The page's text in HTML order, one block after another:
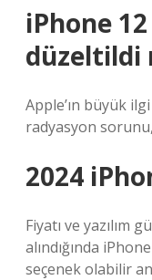
iPhone
düzeltildi
Apple’ın büyük
radyasyon
2024
Fiyatı ve yazılım
alındığında
seçenek olabilir